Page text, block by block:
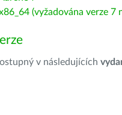
(vyžadována verze 7
v následujících